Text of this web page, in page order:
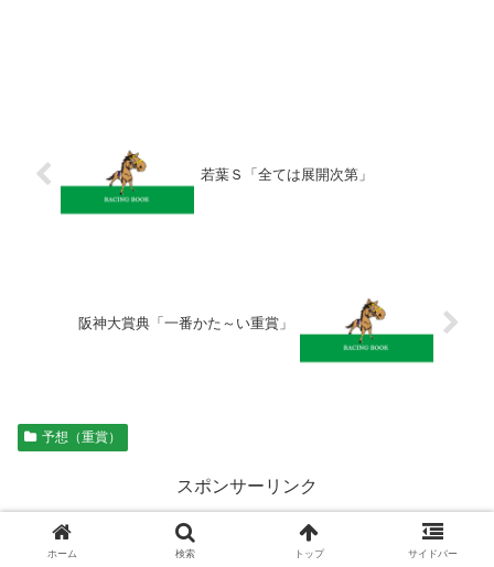
若葉Ｓ「全ては展開次第」
阪神大賞典「一番かた～い重賞」
予想（重賞）
スポンサーリンク
ホーム 検索 トップ サイドバー